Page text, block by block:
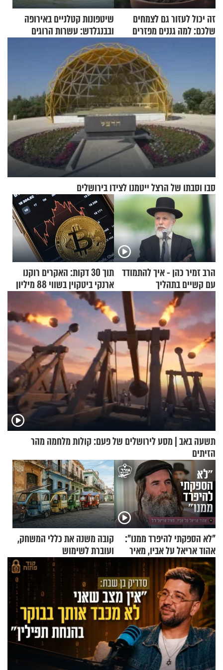
זה יכול לעזור גם לצמחים
שלכם: למה גננים מפזרים
שיטפונות קטלניים באירופה
ובבנגלדש: עשרות הרוגים
ומיליון נפגעים
סבו וסבתו של הרצל ייטמנו לצידו בירושלים
הרב זמיר כהן - איך להתמודד
עם קשיים בתהליך
ההתחזקות?
תוך 30 דקות: האקרים רוקנו
ארנקי ביטקוין בשווי 88 מיליון
דולר
תשעה באב | מסע לירושלים של פעם: קולות מלחמה מהר
הזיתים
"לא הספקתי להיפרד ממנו":
אהוד אריאל על אביו, מאיר
אריאל ז"ל
קובה משנה את כללי המשחק,
ועוברת לשימוש
בתלת־אופנועים סולאריים